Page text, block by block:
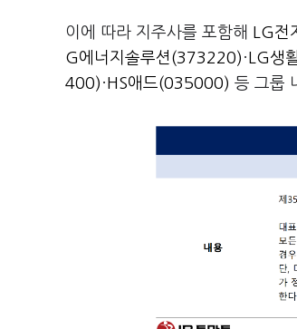
이에 따라 지주사를 포함해 LG
G에너지솔루션(373220) · LG생
400) · HS애드(035000) 등 그룹